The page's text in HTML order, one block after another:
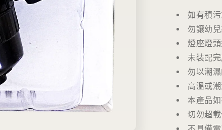
如有積
勿讓幼
燈座燈
未裝配
勿以潮
高溫或
本產品
切勿超載